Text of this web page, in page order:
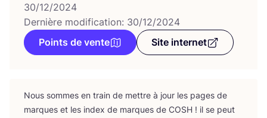
30/12/2024
Dernière modification: 30/12/2024
Points de vente
Site internet
Nous sommes en train de mettre à jour les pages de
marques et les index de marques de COSH ! il se peut